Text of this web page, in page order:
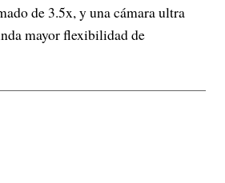
de 3.5x, y una cámara ultra
mayor flexibilidad de